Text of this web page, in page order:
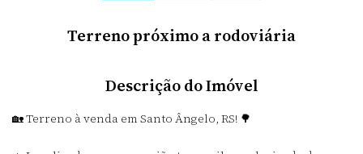
Terreno próximo a rodoviária
Descrição do Imóvel
🏡 Terreno à venda em Santo Ângelo, RS! 🌳